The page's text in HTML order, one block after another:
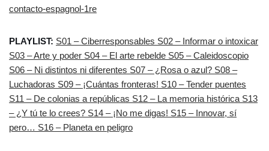
contacto-espagnol-1re
PLAYLIST: S01 – Ciberresponsables S02 – Informar o intoxicar
S03 – Arte y poder S04 – El arte rebelde S05 – Caleidoscopio
S06 – Ni distintos ni diferentes S07 – ¿Rosa o azul? S08 –
Luchadoras S09 – ¡Cuántas fronteras! S10 – Tender puentes
S11 – De colonias a repúblicas S12 – La memoria histórica S13
– ¿Y tú te lo crees? S14 – ¡No me digas! S15 – Innovar, sí
pero… S16 – Planeta en peligro